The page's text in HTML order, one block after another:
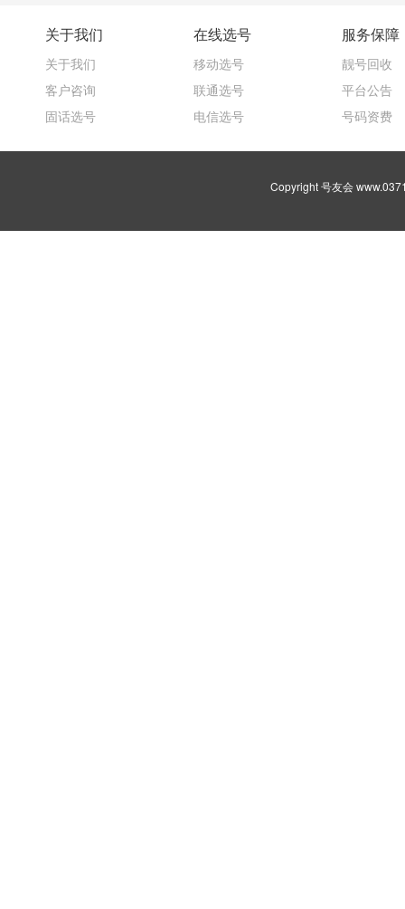
关于我们
关于我们
客户咨询
固话选号
在线选号
移动选号
联通选号
电信选号
服务保障
靓号回收
平台公告
号码资费
Copyright 号友会